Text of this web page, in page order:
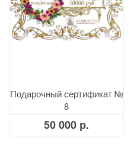
Подарочный сертификат №
8
50 000 р.